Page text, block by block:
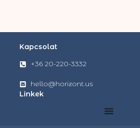
Kapcsolat
+36 20-220-3332
hello@horizont.us
Linkek